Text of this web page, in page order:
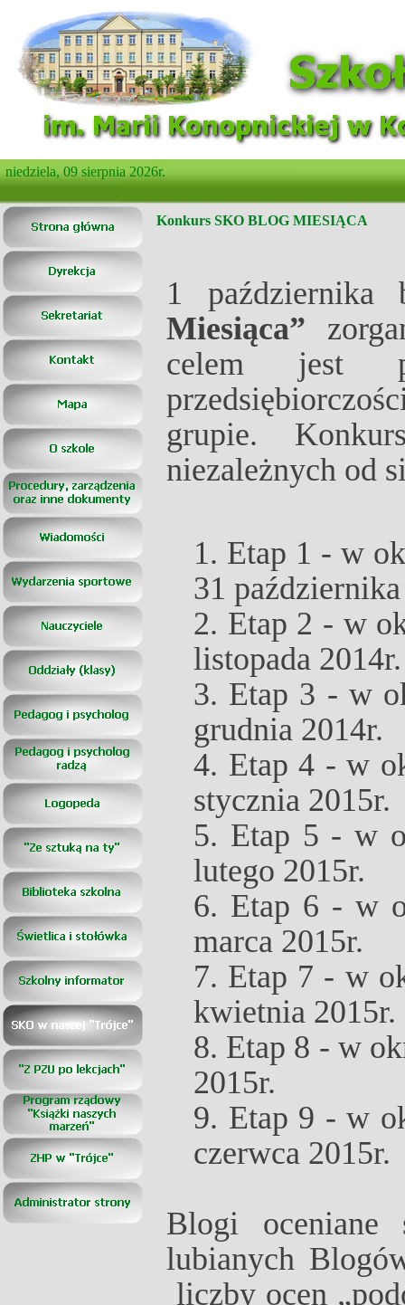
niedziela, 09 sierpnia 2026r.
Konkurs SKO BLOG MIESIĄCA
1 października
Miesiąca”
celem jest
grupie.
niezależnych od
1. Etap 1 - w
31
2. Etap 2 - w
listopada 2014r.
3. Etap 3 - w
grudnia 2014r.
4. Etap 4 - w
stycznia 2015r.
5. Etap 5 - w
lutego 2015r.
6. Etap 6 - w
marca 2015r.
7. Etap 7 - w
kwietnia 2015r.
8. Etap 8 - w
2015r.
9. Etap 9 - w
czerwca 2015r.
Blogi oceniane
lubianych
liczby ocen